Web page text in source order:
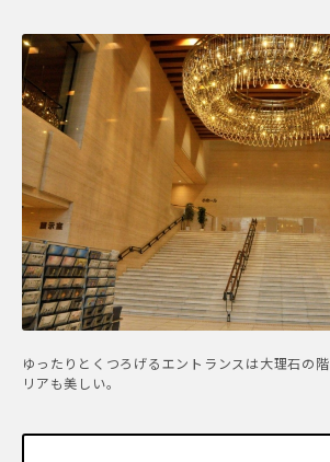
ゆったりとくつろげるエントランスは大理石の
リアも美しい。